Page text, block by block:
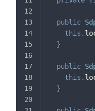
public
this .
}
public
this .
}